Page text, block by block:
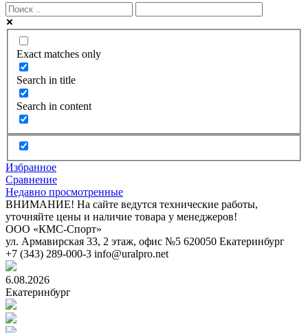
Exact matches only
Search in title
Search in content
Избранное
Сравнение
Недавно просмотренные
ВНИМАНИЕ! На сайте ведутся технические работы,
уточняйте цены и наличие товара у менеджеров!
ООО «КМС-Спорт»
ул. Армавирская 33, 2 этаж, офис №5 620050 Екатеринбург
+7 (343) 289-000-3 info@uralpro.net
6.08.2026
Екатеринбург